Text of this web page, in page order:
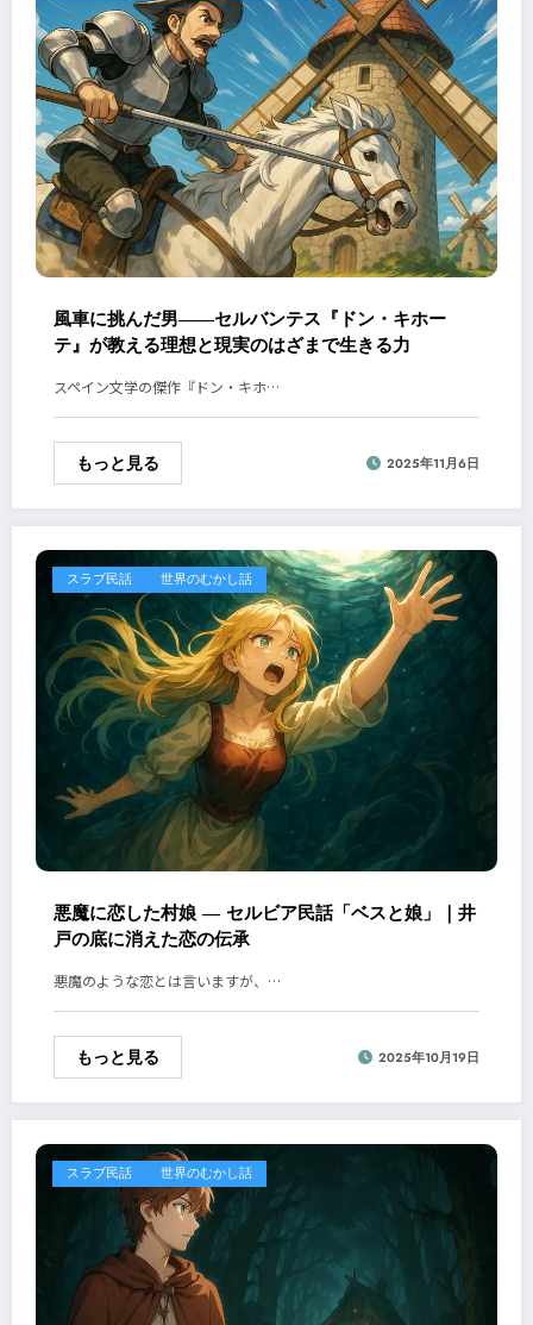
風車に挑んだ男――セルバンテス『ドン・キホー
テ』が教える理想と現実のはざまで生きる力
スペイン文学の傑作『ドン・キホ…
もっと見る 2025年11月6日
スラブ民話 世界のむかし話
悪魔に恋した村娘 ― セルビア民話「ベスと娘」｜井
戸の底に消えた恋の伝承
悪魔のような恋とは言いますが、…
もっと見る 2025年10月19日
スラブ民話 世界のむかし話